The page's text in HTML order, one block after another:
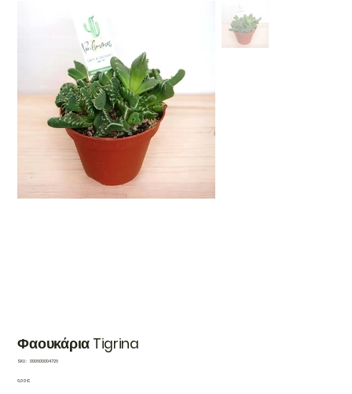
Φαουκάρια Tigrina
SKU: SKU
000600004726
Τιμή
6,00 €